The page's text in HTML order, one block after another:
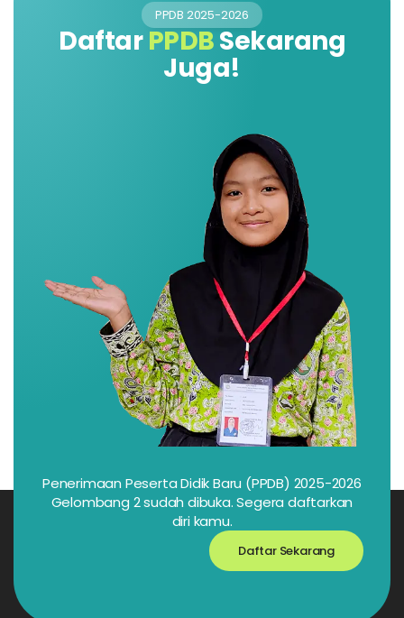
PPDB 2025-2026
DaftarPPDBSekarang
Juga!
Penerimaan Peserta Didik Baru (PPDB) 2025-2026
Gelombang 2 sudah dibuka. Segera daftarkan
diri kamu.
Daftar Sekarang